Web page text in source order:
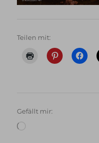
Teilen mit:
Gefällt mir: